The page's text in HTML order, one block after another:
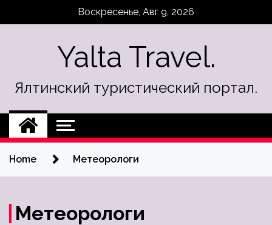
Воскресенье, Авг 9, 2026
Yalta Travel.
Ялтинский туристический портал.
Home Метеорологи
Метеорологи